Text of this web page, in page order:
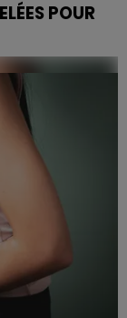
POUR
en
par Linvosges.